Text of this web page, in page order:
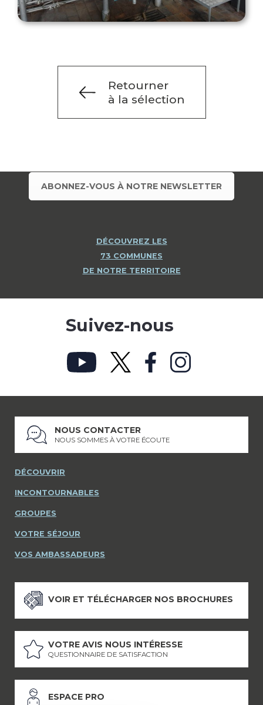
Retourner
à la sélection
ABONNEZ-VOUS À NOTRE NEWSLETTER
DÉCOUVREZ LES
73 COMMUNES
DE NOTRE TERRITOIRE
Suivez-nous
NOUS CONTACTER
NOUS SOMMES À VOTRE ÉCOUTE
DÉCOUVRIR
INCONTOURNABLES
GROUPES
VOTRE SÉJOUR
VOS AMBASSADEURS
VOIR ET TÉLÉCHARGER NOS BROCHURES
VOTRE AVIS NOUS INTÉRESSE
QUESTIONNAIRE DE SATISFACTION
ESPACE PRO